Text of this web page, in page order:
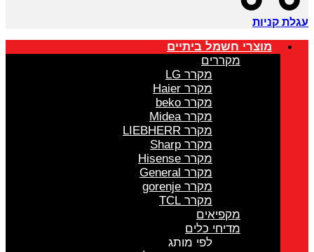
עגלת קניות
מוצרי חשמל ביתיים
מקררים
מקרר LG
מקרר Haier
מקרר beko
מקרר Midea
מקרר LIEBHERR
מקרר Sharp
מקרר Hisense
מקרר General
מקרר gorenje
מקרר TCL
מקפיאים
מדיחי כלים
לפי מותג